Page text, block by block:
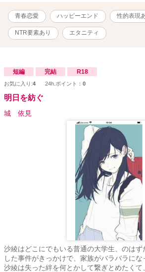
青春恋愛 ハッピーエンド 性的表現
NTR要素あり エタニティ
短編 完結 R18
お気に入り:4 24h.ポイント： 0
明日を紡ぐ
城 依見
沙綾はどこにでもいる普通の大学生、のはず
した事件がきっかけで、家族がバラバラにな
沙綾は失った絆を何とかして繋ぎとめたく